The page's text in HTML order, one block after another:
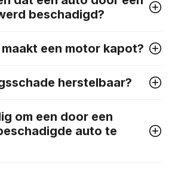
beschadigd?
een motor kapot?
herstelbaar?
om een door een
auto te